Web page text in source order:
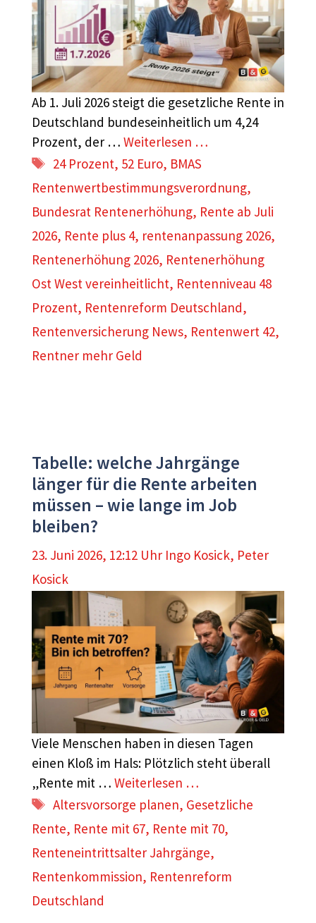
Ab 1. Juli 2026 steigt die gesetzliche Rente in
Deutschland bundeseinheitlich um 4,24
Prozent, der … Weiterlesen …
Schlagwörter
24 Prozent, 52 Euro, BMAS
Rentenwertbestimmungsverordnung,
Bundesrat Rentenerhöhung, Rente ab Juli
2026, Rente plus 4, rentenanpassung 2026,
Rentenerhöhung 2026, Rentenerhöhung
Ost West vereinheitlicht, Rentenniveau 48
Prozent, Rentenreform Deutschland,
Rentenversicherung News, Rentenwert 42,
Rentner mehr Geld
Tabelle: welche Jahrgänge
länger für die Rente arbeiten
müssen – wie lange im Job
bleiben?
23. Juni 2026, 12:12 Uhr Ingo Kosick, Peter
Kosick
Viele Menschen haben in diesen Tagen
einen Kloß im Hals: Plötzlich steht überall
„Rente mit … Weiterlesen …
Schlagwörter
Altersvorsorge planen, Gesetzliche
Rente, Rente mit 67, Rente mit 70,
Renteneintrittsalter Jahrgänge,
Rentenkommission, Rentenreform
Deutschland